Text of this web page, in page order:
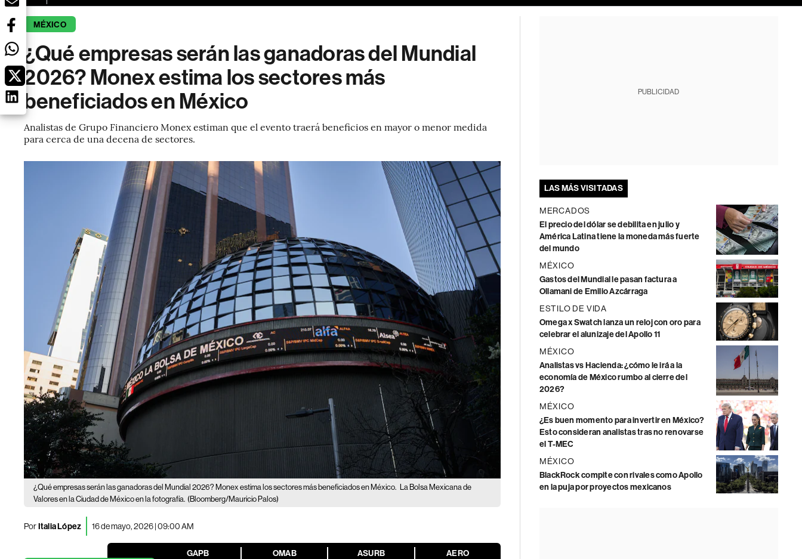
MÉXICO
¿Qué empresas serán las ganadoras del Mundial
2026? Monex estima los sectores más
beneficiados en México
Analistas de Grupo Financiero Monex estiman que el evento traerá beneficios en mayor o menor medida
para cerca de una decena de sectores.
¿Qué empresas serán las ganadoras del Mundial 2026? Monex estima los sectores más beneficiados en México. La Bolsa Mexicana de
Valores en la Ciudad de México en la fotografía. (Bloomberg/Mauricio Palos)
PorItalia López 16 de mayo, 2026 | 09:00 AM
GAPB OMAB ASURB AERO
PUBLICIDAD
LAS MÁS VISITADAS
MERCADOS
El precio del dólar se debilita en julio y
América Latina tiene la moneda más fuerte
del mundo
MÉXICO
Gastos del Mundial le pasan factura a
Ollamani de Emilio Azcárraga
ESTILO DE VIDA
Omega x Swatch lanza un reloj con oro para
celebrar el alunizaje del Apollo 11
MÉXICO
Analistas vs Hacienda: ¿cómo le irá a la
economía de México rumbo al cierre del
2026?
MÉXICO
¿Es buen momento para invertir en México?
Esto consideran analistas tras no renovarse
el T-MEC
MÉXICO
BlackRock compite con rivales como Apollo
en la puja por proyectos mexicanos